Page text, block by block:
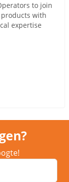
to join
with
expertise